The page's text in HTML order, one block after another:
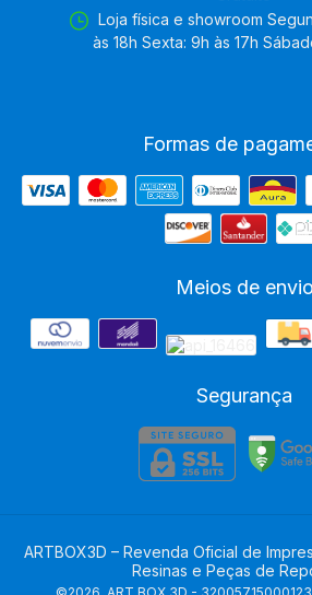
Loja física e showroom
às 18h Sexta: 9h às 17h
Formas de
Meios de envio
Segurança
ARTBOX3D – Revenda Oficial de
Resinas e Peças de